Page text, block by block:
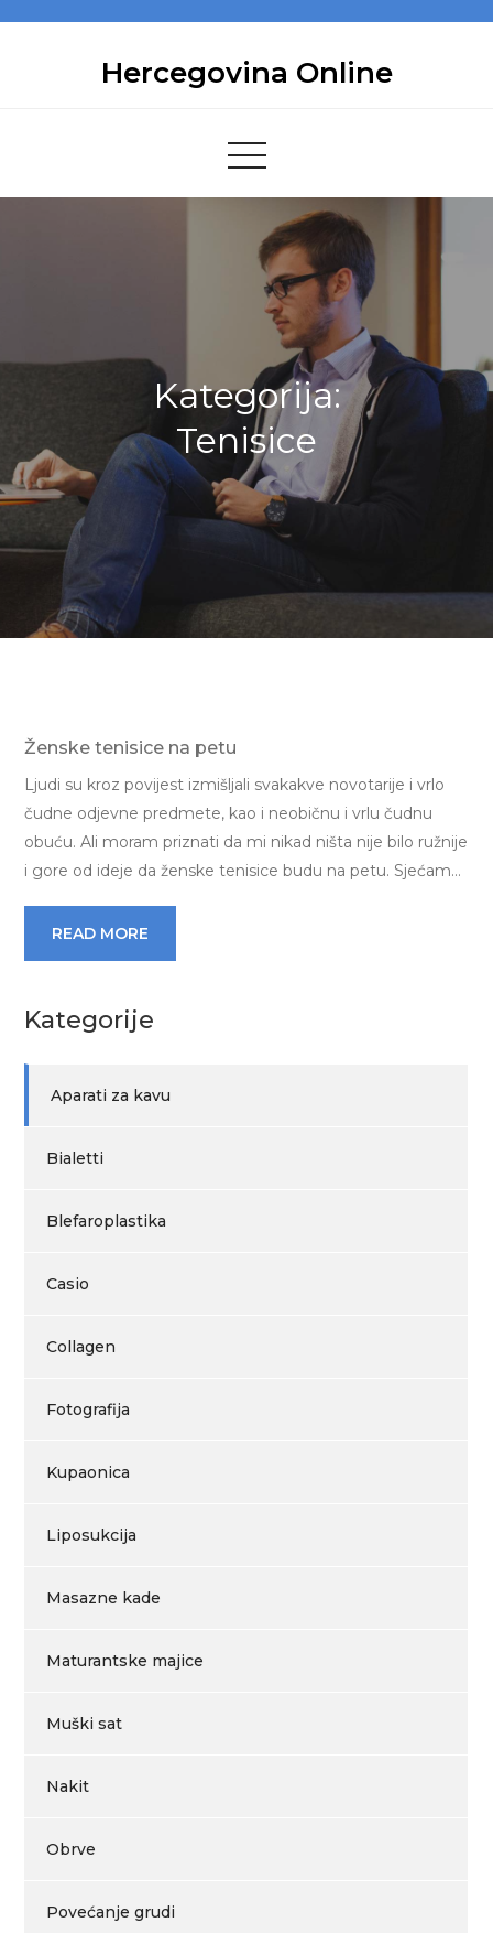
Hercegovina Online
Kategorija:
Tenisice
Ženske tenisice na petu
Ljudi su kroz povijest izmišljali svakakve novotarije i vrlo
čudne odjevne predmete, kao i neobičnu i vrlu čudnu
obuću. Ali moram priznati da mi nikad ništa nije bilo ružnije
i gore od ideje da ženske tenisice budu na petu. Sjećam…
READ MORE
Kategorije
Aparati za kavu
Bialetti
Blefaroplastika
Casio
Collagen
Fotografija
Kupaonica
Liposukcija
Masazne kade
Maturantske majice
Muški sat
Nakit
Obrve
Povećanje grudi